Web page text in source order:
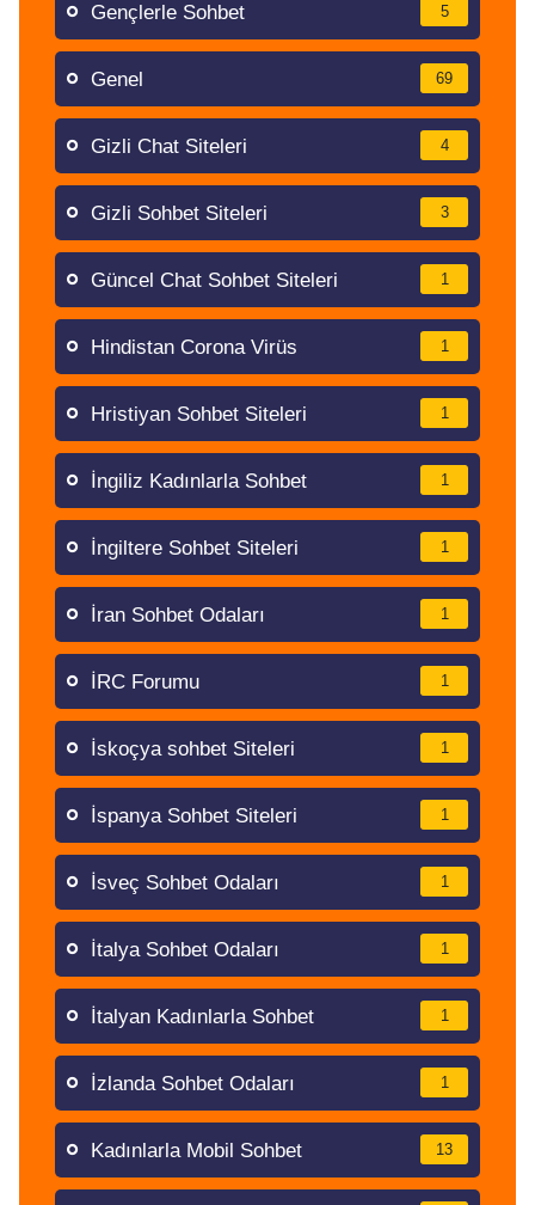
Gençlerle Sohbet 5
Genel 69
Gizli Chat Siteleri 4
Gizli Sohbet Siteleri 3
Güncel Chat Sohbet Siteleri 1
Hindistan Corona Virüs 1
Hristiyan Sohbet Siteleri 1
İngiliz Kadınlarla Sohbet 1
İngiltere Sohbet Siteleri 1
İran Sohbet Odaları 1
İRC Forumu 1
İskoçya sohbet Siteleri 1
İspanya Sohbet Siteleri 1
İsveç Sohbet Odaları 1
İtalya Sohbet Odaları 1
İtalyan Kadınlarla Sohbet 1
İzlanda Sohbet Odaları 1
Kadınlarla Mobil Sohbet 13